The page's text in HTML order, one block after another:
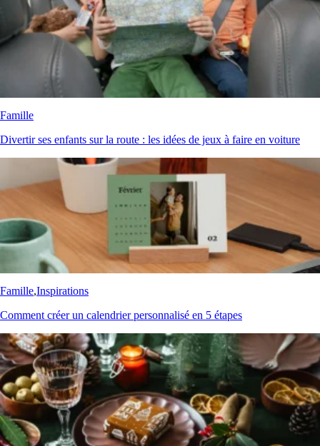
Famille
Divertir ses enfants sur la route : les idées de jeux à faire en voiture
Famille,Inspirations
Comment créer un calendrier personnalisé en 5 étapes